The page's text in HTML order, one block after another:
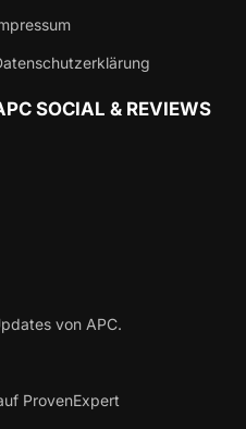
SOCIAL & REVIEWS
von APC.
ProvenExpert